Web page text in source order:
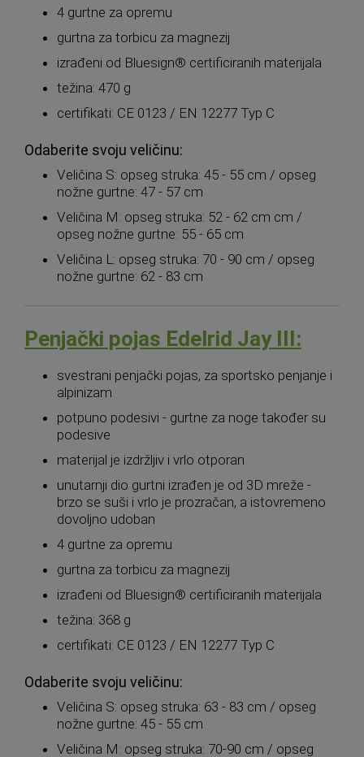
4 gurtne za opremu
gurtna za torbicu za magnezij
izrađeni od Bluesign® certificiranih materijala
težina: 470 g
certifikati: CE 0123 / EN 12277 Typ C
Odaberite svoju veličinu:
Veličina S: opseg struka: 45 - 55 cm / opseg
nožne gurtne: 47 - 57 cm
Veličina M: opseg struka: 52 - 62 cm cm /
opseg nožne gurtne: 55 - 65 cm
Veličina L: opseg struka: 70 - 90 cm / opseg
nožne gurtne: 62 - 83 cm
Penjački pojas Edelrid Jay III:
svestrani penjački pojas, za sportsko penjanje i
alpinizam
potpuno podesivi - gurtne za noge također su
podesive
materijal je izdržljiv i vrlo otporan
unutarnji dio gurtni izrađen je od 3D mreže -
brzo se suši i vrlo je prozračan, a istovremeno
dovoljno udoban
4 gurtne za opremu
gurtna za torbicu za magnezij
izrađeni od Bluesign® certificiranih materijala
težina: 368 g
certifikati: CE 0123 / EN 12277 Typ C
Odaberite svoju veličinu:
Veličina S: opseg struka: 63 - 83 cm / opseg
nožne gurtne: 45 - 55 cm
Veličina M: opseg struka: 70-90 cm / opseg